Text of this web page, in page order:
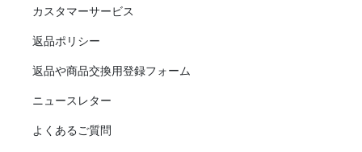
カスタマーサービス
返品ポリシー
返品や商品交換用登録フォーム
ニュースレター
よくあるご質問